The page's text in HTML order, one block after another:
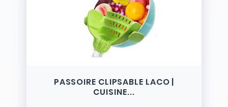
PASSOIRE CLIPSABLE LACO |
CUISINE...